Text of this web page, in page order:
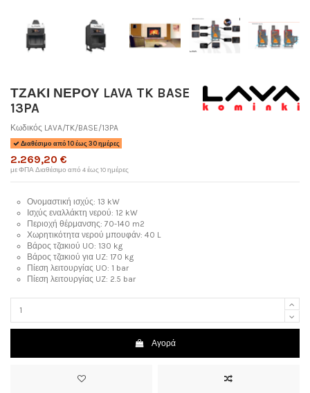
ΤΖΑΚΙ ΝΕΡΟΥ LAVA TK BASE
13PA
Κωδικός LAVA/TK/BASE/13PA
Διαθέσιμο από 10 έως 30 ημέρες
2.269,20 €
με ΦΠΑΔιαθέσιμο από 4 έως 10 ημέρες
Ονομαστική ισχύς: 13 kW
Ισχύς εναλλάκτη νερού: 12 kW
Περιοχή θέρμανσης: 70-140 m2
Χωρητικότητα νερού μπουφάν: 40 L
Βάρος τζακιού UO: 130 kg
Βάρος τζακιού για UZ: 170 kg
Πίεση λειτουργίας UO: 1 bar
Πίεση λειτουργίας UZ: 2.5 bar
Αγορά